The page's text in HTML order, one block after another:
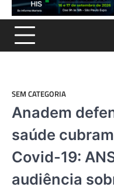
SEM CATEGORIA
Anadem
saúde
Covid-19:
audiência